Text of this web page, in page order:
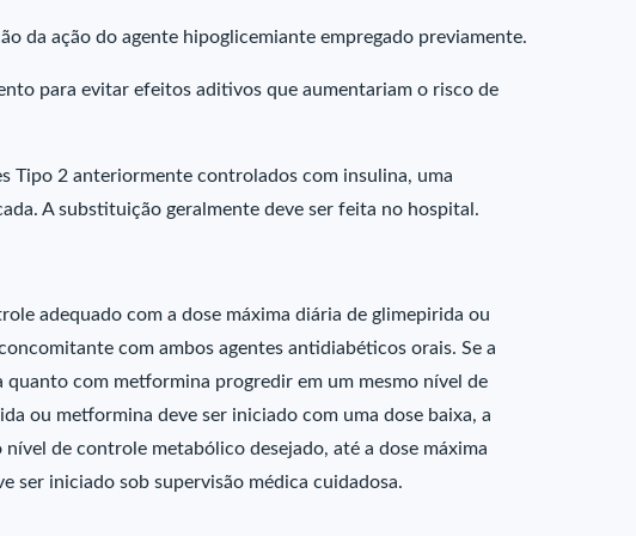
da ação do agente hipoglicemiante empregado previamente.
para evitar efeitos aditivos que aumentariam o risco de
Tipo 2 anteriormente controlados com insulina, uma
A substituição geralmente deve ser feita no hospital.
adequado com a dose máxima diária de glimepirida ou
com ambos agentes antidiabéticos orais. Se a
com metformina progredir em um mesmo nível de
ou metformina deve ser iniciado com uma dose baixa, a
de controle metabólico desejado, até a dose máxima
ser iniciado sob supervisão médica cuidadosa.